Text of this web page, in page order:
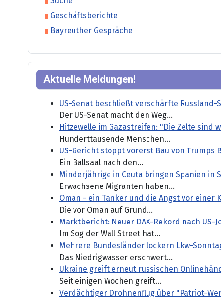
Geschäftsberichte
Bayreuther Gespräche
Aktuelle Meldungen!
US-Senat beschließt verschärfte Russland-
Der US-Senat macht den Weg...
Hitzewelle im Gazastreifen: "Die Zelte sind
Hunderttausende Menschen...
US-Gericht stoppt vorerst Bau von Trumps
Ein Ballsaal nach den...
Minderjährige in Ceuta bringen Spanien in
Erwachsene Migranten haben...
Oman - ein Tanker und die Angst vor einer
Die vor Oman auf Grund...
Marktbericht: Neuer DAX-Rekord nach US-
Im Sog der Wall Street hat...
Mehrere Bundesländer lockern Lkw-
Das Niedrigwasser erschwert...
Ukraine greift erneut russischen
Seit einigen Wochen greift...
Verdächtiger Drohnenflug über "Patriot-